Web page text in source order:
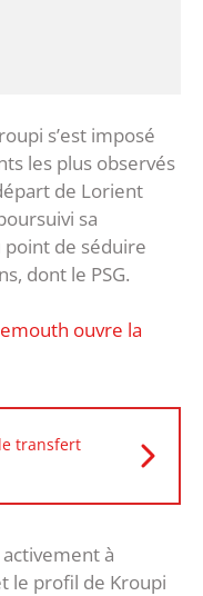
s’est imposé
les plus observés
de Lorient
sa
point de séduire
dont le PSG.
ouvre la
transfert
à
le profil de Kroupi